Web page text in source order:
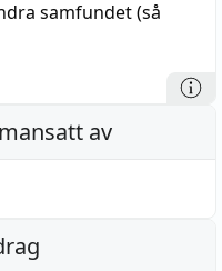
samfundet (så
av